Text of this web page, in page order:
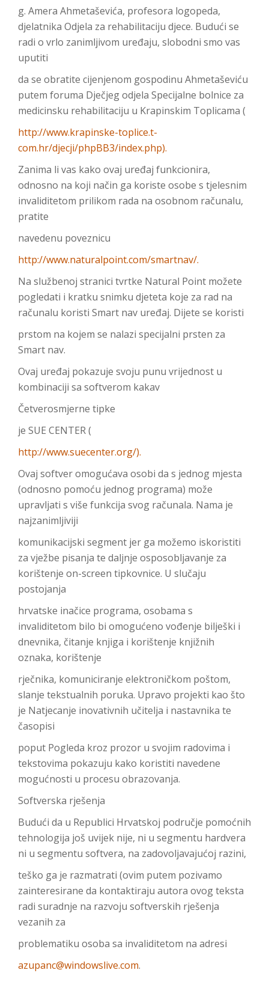
g. Amera Ahmetaševića, profesora logopeda,
djelatnika Odjela za rehabilitaciju djece. Budući se
radi o vrlo zanimljivom uređaju, slobodni smo vas
uputiti
da se obratite cijenjenom gospodinu Ahmetaševiću
putem foruma Dječjeg odjela Specijalne bolnice za
medicinsku rehabilitaciju u Krapinskim Toplicama (
http://www.krapinske-toplice.t-
com.hr/djecji/phpBB3/index.php).
Zanima li vas kako ovaj uređaj funkcionira,
odnosno na koji način ga koriste osobe s tjelesnim
invaliditetom prilikom rada na osobnom računalu,
pratite
navedenu poveznicu
http://www.naturalpoint.com/smartnav/.
Na službenoj stranici tvrtke Natural Point možete
pogledati i kratku snimku djeteta koje za rad na
računalu koristi Smart nav uređaj. Dijete se koristi
prstom na kojem se nalazi specijalni prsten za
Smart nav.
Ovaj uređaj pokazuje svoju punu vrijednost u
kombinaciji sa softverom kakav
Četverosmjerne tipke
je SUE CENTER (
http://www.suecenter.org/).
Ovaj softver omogućava osobi da s jednog mjesta
(odnosno pomoću jednog programa) može
upravljati s više funkcija svog računala. Nama je
najzanimljiviji
komunikacijski segment jer ga možemo iskoristiti
za vježbe pisanja te daljnje osposobljavanje za
korištenje on-screen tipkovnice. U slučaju
postojanja
hrvatske inačice programa, osobama s
invaliditetom bilo bi omogućeno vođenje bilješki i
dnevnika, čitanje knjiga i korištenje knjižnih
oznaka, korištenje
rječnika, komuniciranje elektroničkom poštom,
slanje tekstualnih poruka. Upravo projekti kao što
je Natjecanje inovativnih učitelja i nastavnika te
časopisi
poput Pogleda kroz prozor u svojim radovima i
tekstovima pokazuju kako koristiti navedene
mogućnosti u procesu obrazovanja.
Softverska rješenja
Budući da u Republici Hrvatskoj područje pomoćnih
tehnologija još uvijek nije, ni u segmentu hardvera
ni u segmentu softvera, na zadovoljavajućoj razini,
teško ga je razmatrati (ovim putem pozivamo
zainteresirane da kontaktiraju autora ovog teksta
radi suradnje na razvoju softverskih rješenja
vezanih za
problematiku osoba sa invaliditetom na adresi
azupanc@windowslive.com.